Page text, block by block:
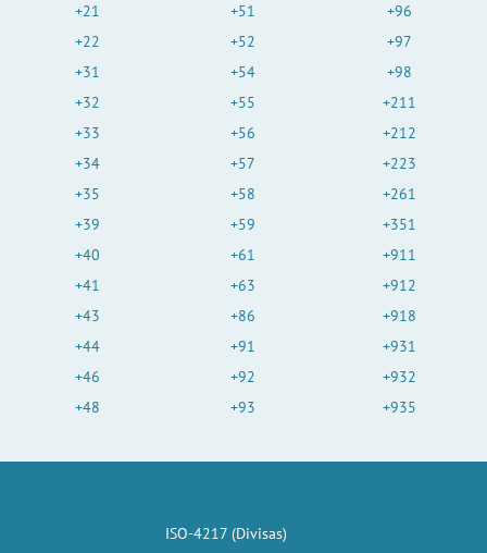
+21
+22
+31
+32
+33
+34
+35
+39
+40
+41
+43
+44
+46
+48
+51
+52
+54
+55
+56
+57
+58
+59
+61
+63
+86
+91
+92
+93
+96
+97
+98
+211
+212
+223
+261
+351
+911
+912
+918
+931
+932
+935
ISO-4217 (Divisas)